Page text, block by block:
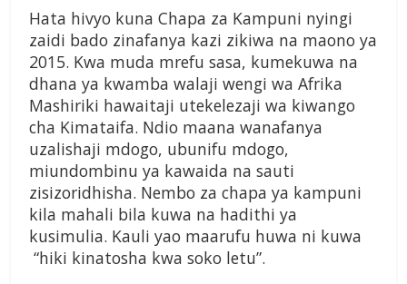
Hata hivyo kuna Chapa za Kampuni nyingi
zaidi bado zinafanya kazi zikiwa na maono ya
2015. Kwa muda mrefu sasa, kumekuwa na
dhana ya kwamba walaji wengi wa Afrika
Mashiriki hawaitaji utekelezaji wa kiwango
cha Kimataifa. Ndio maana wanafanya
uzalishaji mdogo, ubunifu mdogo,
miundombinu ya kawaida na sauti
zisizoridhisha. Nembo za chapa ya kampuni
kila mahali bila kuwa na hadithi ya
kusimulia. Kauli yao maarufu huwa ni kuwa
“hiki kinatosha kwa soko letu”.